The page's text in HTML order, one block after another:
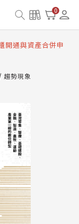
0
併與書櫃開通申請
題
開通與資產合併申
與書櫃開通申請
趨勢現象